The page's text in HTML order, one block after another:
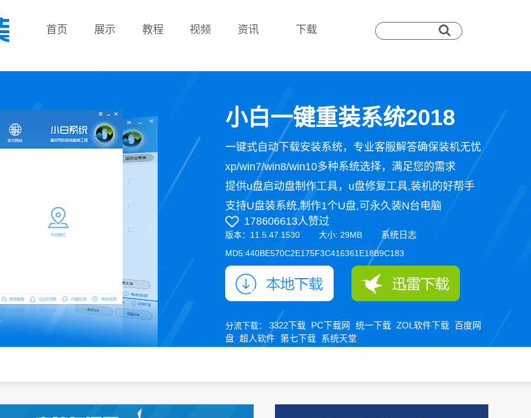
首页 展示 教程 视频 资讯 下载
小白一键重装系统2018
一键式自动下载安装系统，专业客服解答确保装机无忧
xp/win7/win8/win10多种系统选择，满足您的需求
提供u盘启动盘制作工具，u盘修复工具,装机的好帮手
支持U盘装系统,制作1个U盘,可永久装N台电脑
178606613人赞过
版本：11.5.47.1530 大小: 29MB 系统日志
MD5:440BE570C2E175F3C416361E18B9C183
分流下载： 3322下载 PC下载网 统一下载 ZOL软件下载 百度网
盘 超人软件 第七下载 系统天堂